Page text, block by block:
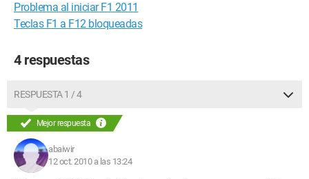
Problema al iniciar F1 2011
Teclas F1 a F12 bloqueadas
4 respuestas
RESPUESTA 1 / 4
Mejor respuesta
abaiwir
12 oct. 2010 a las 13:24